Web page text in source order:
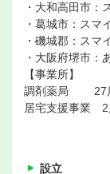
・大和高田市：
・葛城市：スマ
・磯城郡：スマ
・大阪府堺市：
【事業所】
調剤薬局 27
居宅支援事業 2
設立